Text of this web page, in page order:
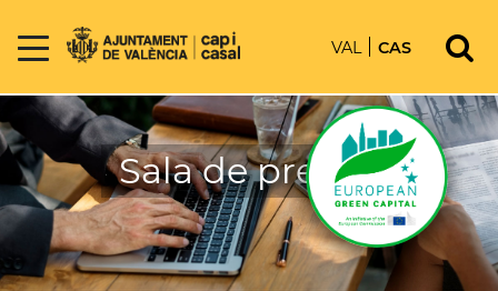
VAL CAS
Sala de prensa